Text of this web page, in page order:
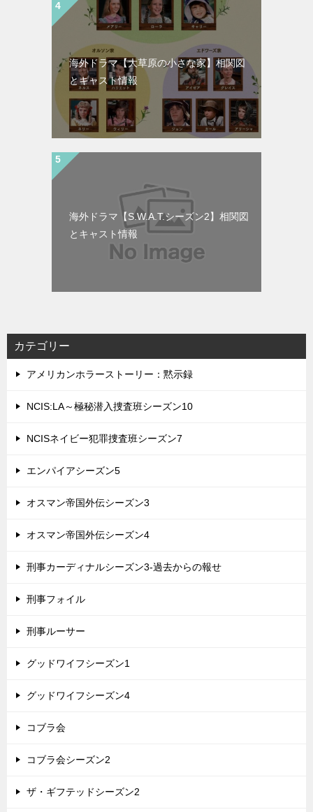
海外ドラマ【大草原の小さな家】相関図
とキャスト情報
海外ドラマ【S.W.A.T.シーズン2】相関図
とキャスト情報
カテゴリー
アメリカンホラーストーリー：黙示録
NCIS:LA～極秘潜入捜査班シーズン10
NCISネイビー犯罪捜査班シーズン7
エンパイアシーズン5
オスマン帝国外伝シーズン3
オスマン帝国外伝シーズン4
刑事カーディナルシーズン3-過去からの報せ
刑事フォイル
刑事ルーサー
グッドワイフシーズン1
グッドワイフシーズン4
コブラ会
コブラ会シーズン2
ザ・ギフテッドシーズン2